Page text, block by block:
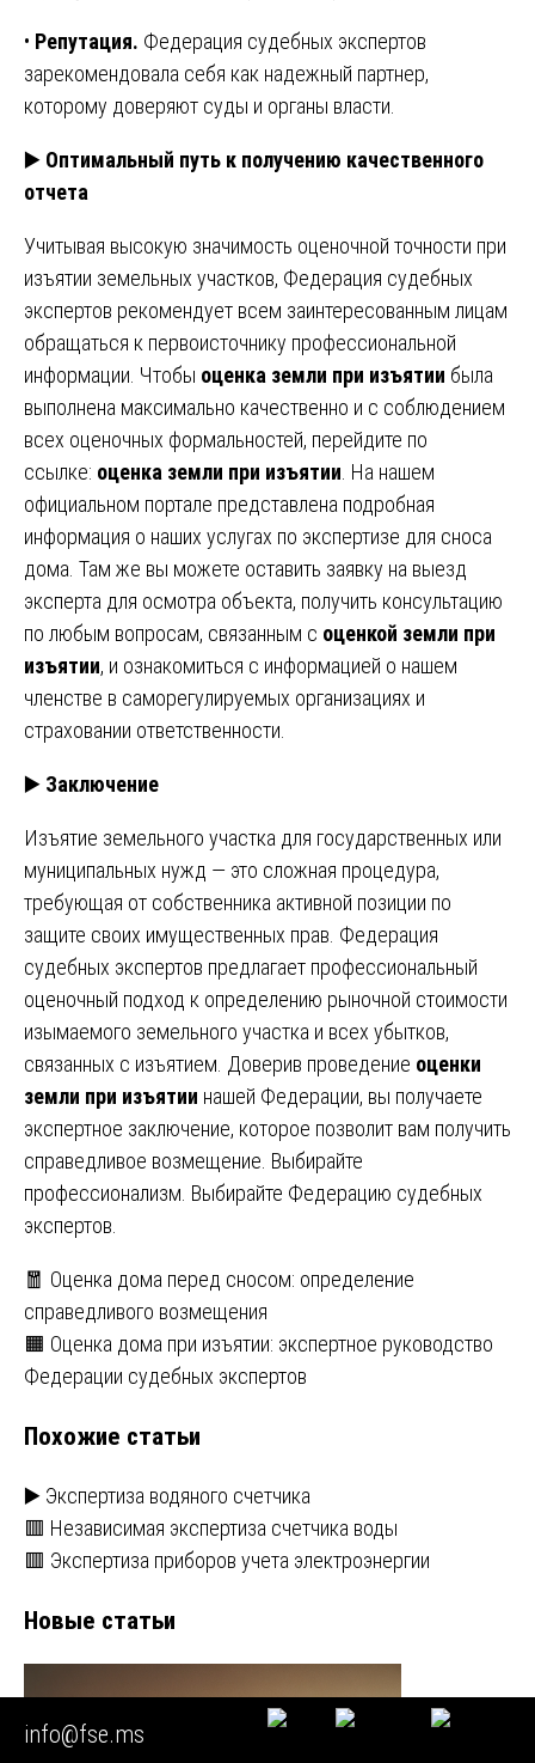
• Репутация. Федерация судебных экспертов
зарекомендовала себя как надежный партнер,
которому доверяют суды и органы власти.
▶️ Оптимальный путь к получению качественного
отчета
Учитывая высокую значимость оценочной точности при
изъятии земельных участков, Федерация судебных
экспертов рекомендует всем заинтересованным лицам
обращаться к первоисточнику профессиональной
информации. Чтобы оценка земли при изъятии была
выполнена максимально качественно и с соблюдением
всех оценочных формальностей, перейдите по
ссылке: оценка земли при изъятии . На нашем
официальном портале представлена подробная
информация о наших услугах по экспертизе для сноса
дома. Там же вы можете оставить заявку на выезд
эксперта для осмотра объекта, получить консультацию
по любым вопросам, связанным с оценкой земли при
изъятии, и ознакомиться с информацией о нашем
членстве в саморегулируемых организациях и
страховании ответственности.
▶️ Заключение
Изъятие земельного участка для государственных или
муниципальных нужд — это сложная процедура,
требующая от собственника активной позиции по
защите своих имущественных прав. Федерация
судебных экспертов предлагает профессиональный
оценочный подход к определению рыночной стоимости
изымаемого земельного участка и всех убытков,
связанных с изъятием. Доверив проведение оценки
земли при изъятии нашей Федерации, вы получаете
экспертное заключение, которое позволит вам получить
справедливое возмещение. Выбирайте
профессионализм. Выбирайте Федерацию судебных
экспертов.
Навигация
по
записям
🧧 Оценка дома перед сносом: определение
справедливого возмещения
🟧 Оценка дома при изъятии: экспертное руководство
Федерации судебных экспертов
Похожие статьи
▶️ Экспертиза водяного счетчика
🟥 Независимая экспертиза счетчика воды
🟥 Экспертиза приборов учета электроэнергии
Новые статьи
info@fse.ms